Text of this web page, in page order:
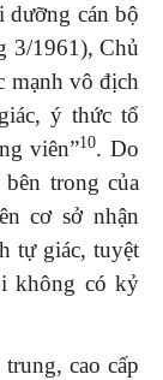
cán bộ
3/1961), Chủ
mạnh vô địch
ý thức tổ
viên”10. Do
trong của
cơ sở nhận
tự giác, tuyệt
không có kỷ
cao cấp